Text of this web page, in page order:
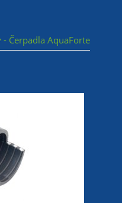
Čerpadla AquaForte